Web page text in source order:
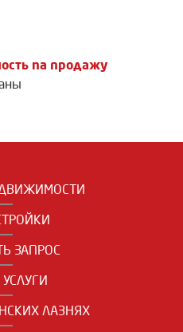
na продажу
ЗАПРОС
ЛАЗНЯХ